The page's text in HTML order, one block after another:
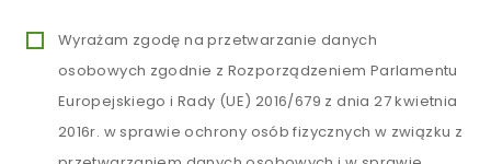
Wyrażam zgodę na przetwarzanie danych
osobowych zgodnie z Rozporządzeniem Parlamentu
Europejskiego i Rady (UE) 2016/679 z dnia 27 kwietnia
2016r. w sprawie ochrony osób fizycznych w związku z